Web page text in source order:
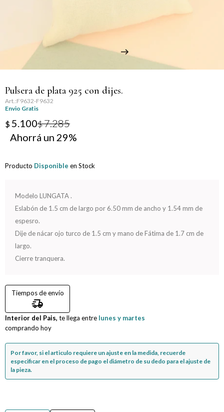
Pulsera de plata 925 con dijes.
F9632-F9632
Envio Gratis
$5.100$7.285
29
Producto Disponible en Stock
Modelo LUNGATA .
Eslabón de 1.5 cm de largo por 6.50 mm de ancho y 1.54 mm de
espesro.
Dije de nácar ojo turco de 1.5 cm y mano de Fátima de 1.7 cm de
largo.
Cierre tranquera.
Tiempos de envío
delivery_truck_speed
Interior del Pais, te llega entre lunes y martes
comprando hoy
Por favor, si el articulo requiere un ajuste en la medida, recuerde
especificar en el proceso de pago el diámetro de su dedo para el ajuste de
la pieza.
Día de la Secretaria
Día del Abuelo
Día del Amigo
Día del Maestro
Día del Padre
Graduación
Nacimiento
San Valentín
Compromiso